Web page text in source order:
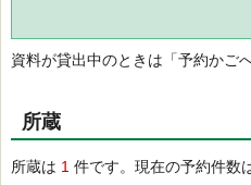
資料が貸出中のときは「予約かご
所蔵
所蔵は 1 件です。現在の予約件数